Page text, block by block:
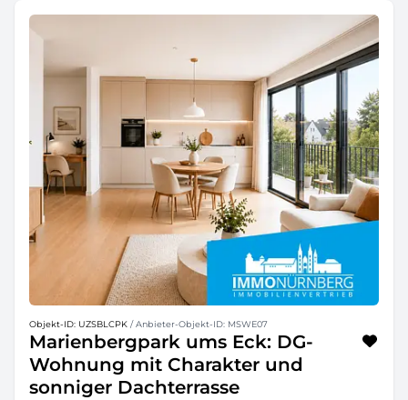
Objekt-ID: UZSBLCPK / Anbieter-Objekt-ID: MSWE07
Marienbergpark ums Eck: DG-
Wohnung mit Charakter und
sonniger Dachterrasse